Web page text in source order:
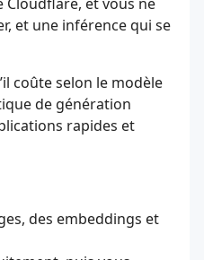
et une inférence qui se
coûte selon le modèle
de génération
rapides et
des embeddings et